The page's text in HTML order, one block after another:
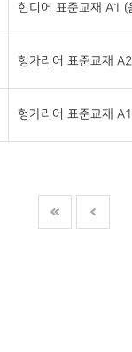
힌디어 표준교재 A1 (
헝가리어 표준교재
헝가리어 표준교재